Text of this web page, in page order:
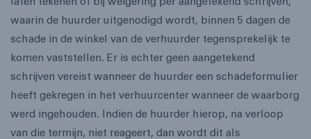
waarin de huurder uitgenodigd wordt, binnen 5 dagen de
schade in de winkel van de verhuurder tegensprekelijk te
komen vaststellen. Er is echter geen aangetekend
schrijven vereist wanneer de huurder een schadeformulier
heeft gekregen in het verhuurcenter wanneer de waarborg
werd ingehouden. Indien de huurder hierop, na verloop
van die termijn, niet reageert, dan wordt dit als